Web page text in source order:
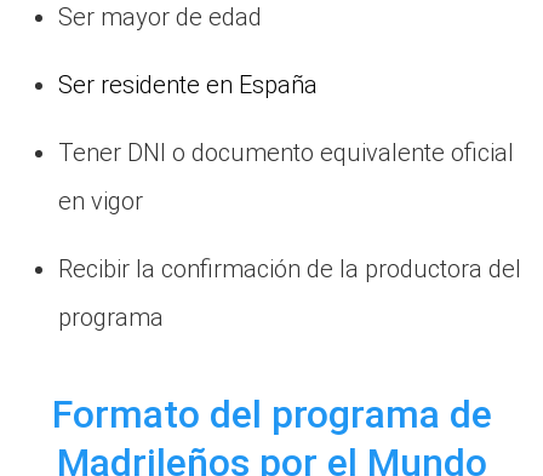
Ser mayor de edad
Ser residente en España
Tener DNI o documento equivalente oficial
en vigor
Recibir la confirmación de la productora del
programa
Formato del programa de
Madrileños por el Mundo